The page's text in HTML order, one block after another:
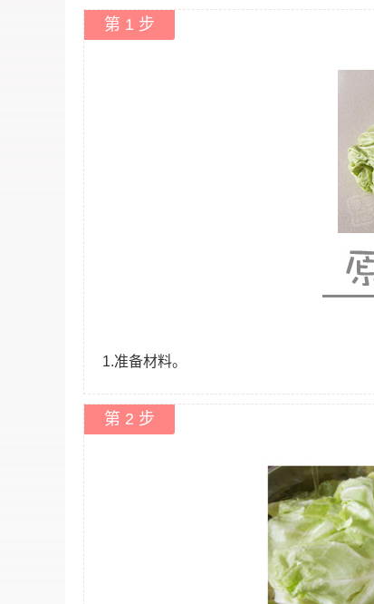
第 1 步
1.准备材料。
第 2 步